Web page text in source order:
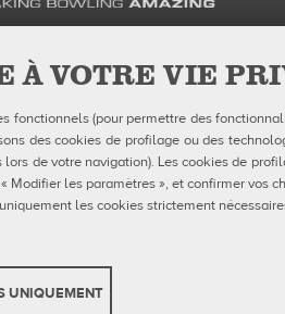
À VOTRE VIE
(pour permettre des
des cookies de profilage ou des
de votre navigation). Les cookies de
les paramètres », et confirmer vos
les cookies strictement
UNIQUEMENT
FDS
de confidentialité
en matière de cookies
Configuration des cookies
Rapports De Dénonciation
Client
Croce Coperta, 15 40128 Bologna, Italy - VAT